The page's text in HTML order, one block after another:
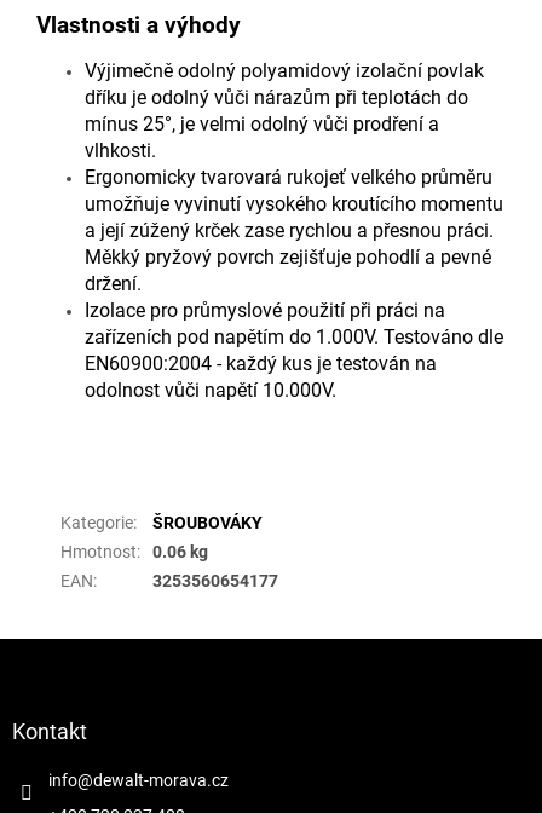
Vlastnosti a výhody
Výjimečně odolný polyamidový izolační povlak
dříku je odolný vůči nárazům při teplotách do
mínus 25°, je velmi odolný vůči prodření a
vlhkosti.
Ergonomicky tvarovará rukojeť velkého průměru
umožňuje vyvinutí vysokého kroutícího momentu
a její zúžený krček zase rychlou a přesnou práci.
Měkký pryžový povrch zejišťuje pohodlí a pevné
držení.
Izolace pro průmyslové použití při práci na
zařízeních pod napětím do 1.000V. Testováno dle
EN60900:2004 - každý kus je testován na
odolnost vůči napětí 10.000V.
Kategorie:
ŠROUBOVÁKY
Hmotnost:
0.06 kg
EAN: 3253560654177
Kontakt
info@dewalt-morava.cz